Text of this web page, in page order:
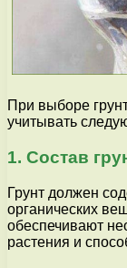
При выборе
учитывать
1. Состав
Грунт должен
органических
обеспечивают
растения и